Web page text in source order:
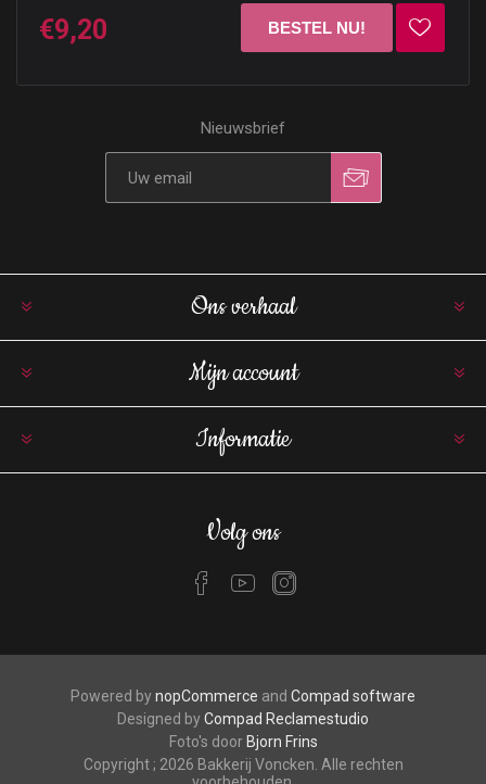
€9,20
Nieuwsbrief
Ons verhaal
Mijn account
Informatie
Volg ons
Powered bynopCommerce and Compad software
Designed byCompad Reclamestudio
Foto's door Bjorn Frins
Copyright ; 2026 Bakkerij Voncken. Alle rechten